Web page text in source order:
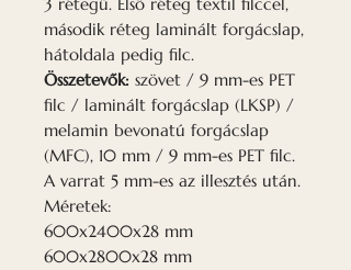
második réteg laminált forgácslap,
hátoldala pedig filc.
Összetevők: szövet / 9 mm-es PET
filc / laminált forgácslap (LKSP) /
melamin bevonatú forgácslap
(MFC), 10 mm / 9 mm-es PET filc.
A varrat 5 mm-es az illesztés után.
Méretek:
600x2400x28 mm
600x2800x28 mm